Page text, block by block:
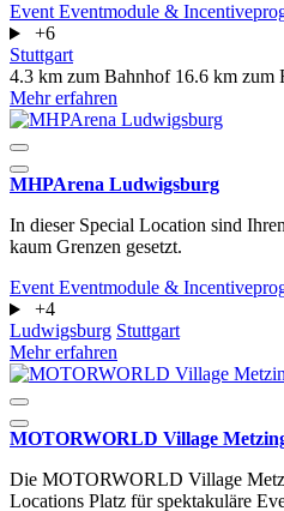
Event Eventmodule &
+6
Stuttgart
4.3 km zum Bahnhof 16.6 km zum
Mehr erfahren
MHPArena Ludwigsburg
In dieser Special Location sind
kaum Grenzen gesetzt.
Event Eventmodule &
+4
Ludwigsburg Stuttgart
Mehr erfahren
MOTORWORLD Village
Die MOTORWORLD Village
Locations Platz für spektakuläre